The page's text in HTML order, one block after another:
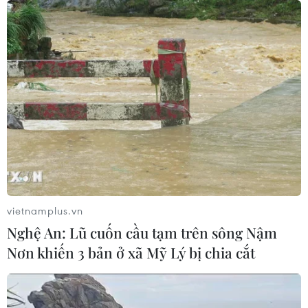
Khẩn trương phân luồng giao thông
sau vụ sạt lở trên tuyến ĐT161 ở Lào
Cai
07/08/2026 02:37
Nhanh chóng hoàn thiện dự
án kết nối vùng, sân bay Long Thành
06/08/2026 15:07
Sẽ thi công đồng loạt Dự án cao tốc
Vinh-Thanh Thủy trong tháng 9
06/08/2026 12:25
vietnamplus.vn
Nghệ An: Lũ cuốn cầu tạm trên sông Nậm
Nơn khiến 3 bản ở xã Mỹ Lý bị chia cắt